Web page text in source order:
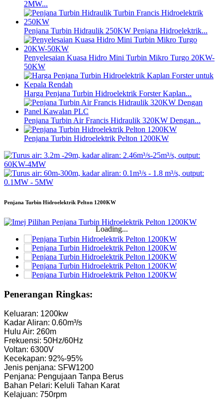
2MW...
Penjana Turbin Hidraulik 250KW Penjana Hidroelektrik...
Penyelesaian Kuasa Hidro Mini Turbin Mikro Turgo 20KW-
50KW
Harga Penjana Turbin Hidroelektrik Forster Kaplan...
Penjana Turbin Air Francis Hidraulik 320KW Dengan...
Penjana Turbin Hidroelektrik Pelton 1200KW
Penjana Turbin Hidroelektrik Pelton 1200KW
Loading...
Penerangan Ringkas:
Keluaran: 1200kw
Kadar Aliran: 0.60m³/s
Hulu Air: 260m
Frekuensi: 50Hz/60Hz
Voltan: 6300V
Kecekapan: 92%-95%
Jenis penjana: SFW1200
Penjana: Pengujaan Tanpa Berus
Bahan Pelari: Keluli Tahan Karat
Kelajuan: 750rpm